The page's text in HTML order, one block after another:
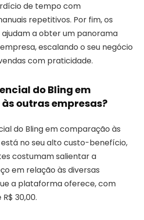
de tempo com
repetitivos. Por fim, os
a obter um panorama
escalando o seu negócio
com praticidade.
do Bling em
outras empresas?
do Bling em comparação às
no seu alto custo-benefício,
costumam salientar a
em relação às diversas
a plataforma oferece, com
30,00.